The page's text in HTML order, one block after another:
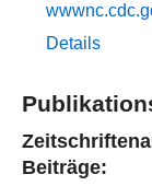
Details
Beiträge: